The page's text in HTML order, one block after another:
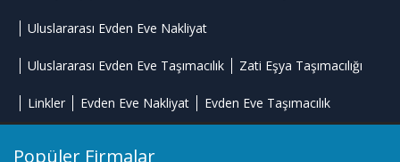
Uluslararası Evden Eve Nakliyat
Uluslararası Evden Eve Taşımacılık Zati Eşya Taşımacılığı
Linkler Evden Eve Nakliyat Evden Eve Taşımacılık
Popüler Firmalar